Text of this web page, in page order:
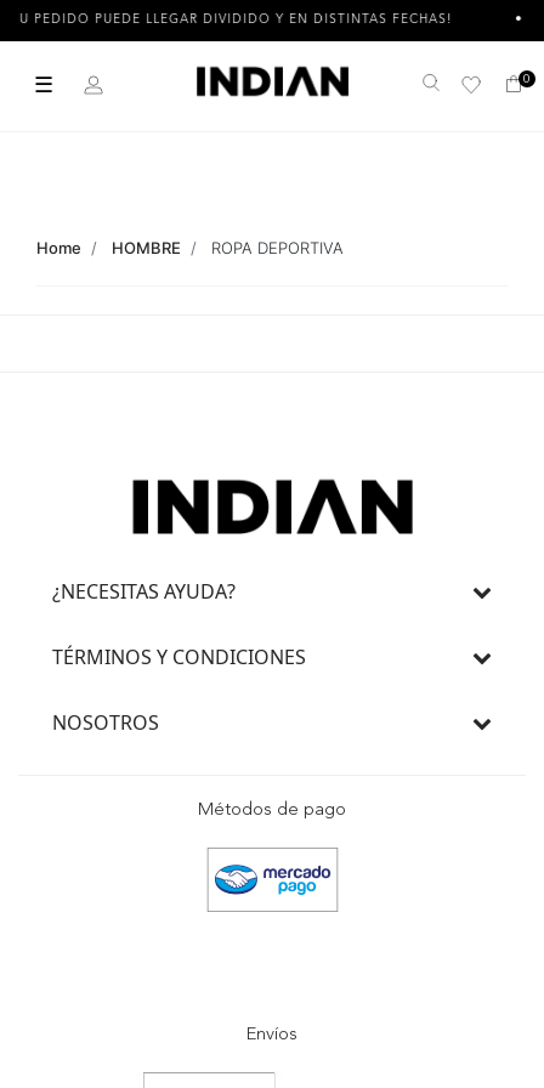
TU PEDIDO PUEDE LLEGAR DIVIDIDO Y EN DISTINTAS FECHAS!
☰ Buscar 0
Home HOMBRE ROPA DEPORTIVA
¿NECESITAS AYUDA?
TÉRMINOS Y CONDICIONES
NOSOTROS
Métodos de pago
Envíos